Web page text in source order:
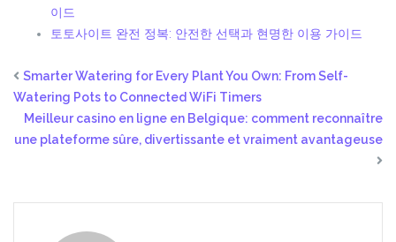
이드
토토사이트 완전 정복: 안전한 선택과 현명한 이용 가이드
Smarter Watering for Every Plant You Own: From Self-
Watering Pots to Connected WiFi Timers
Meilleur casino en ligne en Belgique: comment reconnaître
une plateforme sûre, divertissante et vraiment avantageuse